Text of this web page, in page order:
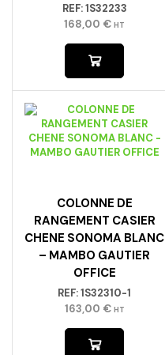
REF:1S32233
168,00 € HT
COLONNE DE
RANGEMENT CASIER
CHENE SONOMA BLANC
– MAMBO GAUTIER
OFFICE
REF:1S32310-1
163,00 € HT